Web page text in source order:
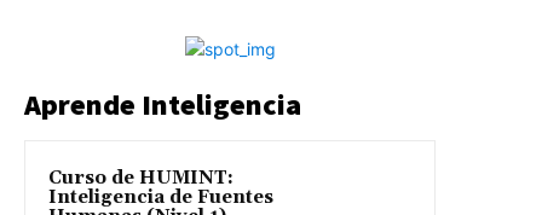
Aprende Inteligencia
Curso de HUMINT:
Inteligencia de Fuentes